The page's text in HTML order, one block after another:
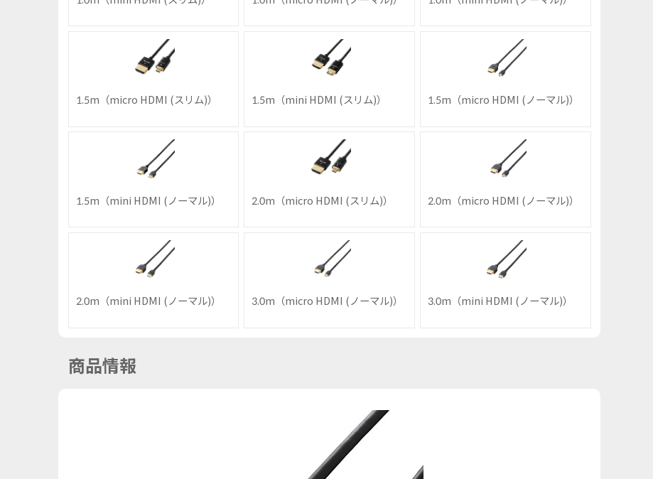
1.5m（micro HDMI (スリム)） 1.5m（mini HDMI (スリム)） 1.5m（micro HDMI (ノーマル)）
1.5m（mini HDMI (ノーマル)） 2.0m（micro HDMI (スリム)） 2.0m（micro HDMI (ノーマル)）
2.0m（mini HDMI (ノーマル)） 3.0m（micro HDMI (ノーマル)） 3.0m（mini HDMI (ノーマル)）
商品情報